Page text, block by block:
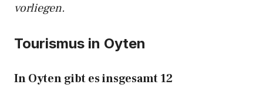
vorliegen.
Tourismus in Oyten
In Oyten gibt es insgesamt 12